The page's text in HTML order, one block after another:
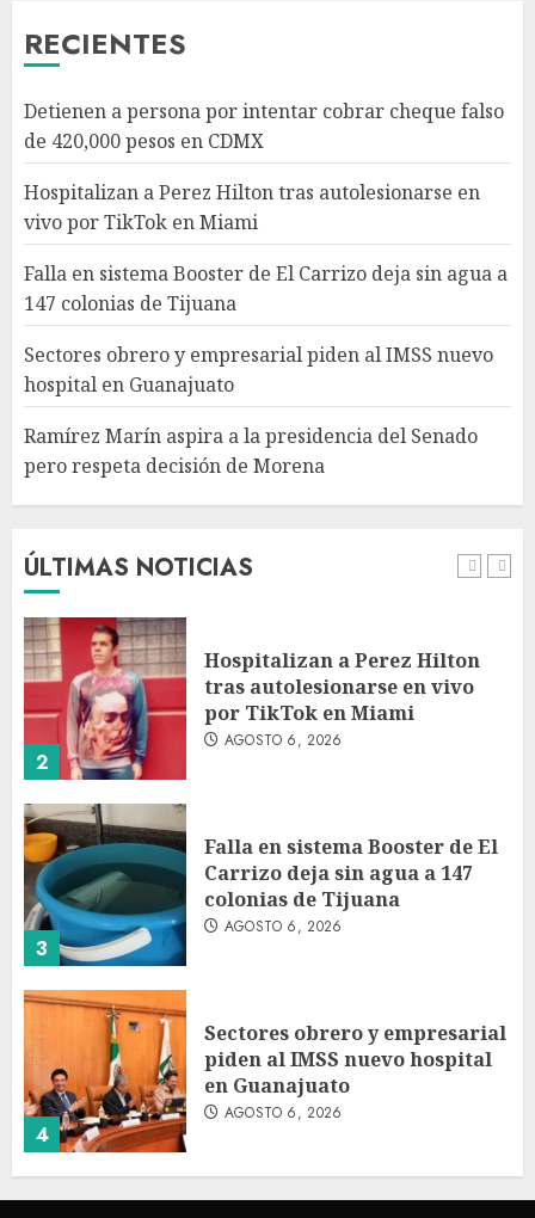
RECIENTES
Detienen a persona por intentar cobrar cheque falso
de 420,000 pesos en CDMX
Hospitalizan a Perez Hilton tras autolesionarse en
vivo por TikTok en Miami
Falla en sistema Booster de El Carrizo deja sin agua a
147 colonias de Tijuana
Sectores obrero y empresarial piden al IMSS nuevo
hospital en Guanajuato
Ramírez Marín aspira a la presidencia del Senado
pero respeta decisión de Morena
ÚLTIMAS NOTICIAS
4
Sectores obrero y empresarial
piden al IMSS nuevo hospital
en Guanajuato
AGOSTO 6, 2026
5
Ramírez Marín aspira a la
presidencia del Senado pero
respeta decisión de Morena
AGOSTO 6, 2026
1
Detienen a persona por
intentar cobrar cheque falso
AGOSTO 6, 2026
2
Hospitalizan a Perez Hilton
tras autolesionarse en vivo
por TikTok en Miami
AGOSTO 6, 2026
3
Falla en sistema Booster de El
Carrizo deja sin agua a 147
colonias de Tijuana
AGOSTO 6, 2026
4
Sectores obrero y empresarial
piden al IMSS nuevo hospital
en Guanajuato
AGOSTO 6, 2026